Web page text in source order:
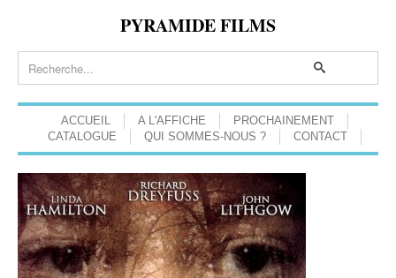
PYRAMIDE FILMS
ACCUEIL A L'AFFICHE
PROCHAINEMENT
CATALOGUE
QUI SOMMES-NOUS ? CONTACT